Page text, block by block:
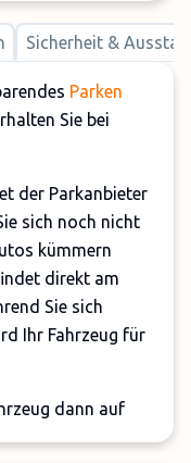
Sicherheit &
Parken
Sie bei
der Parkanbieter
sich noch nicht
kümmern
direkt am
Sie sich
Ihr Fahrzeug für
dann auf